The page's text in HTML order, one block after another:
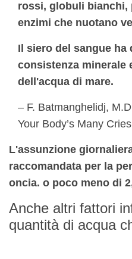
rossi, globuli bianchi,
enzimi che nuotano
Il siero del sangue ha
consistenza minerale
dell'acqua di mare.
– F. Batmanghelidj,
Your Body’s Many
L'assunzione
raccomandata per la
oncia. o poco meno di
Anche altri fattori
quantità di acqua